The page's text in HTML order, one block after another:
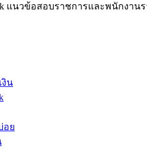
แนวข้อสอบราชการและพนักงาน
งิน
อย